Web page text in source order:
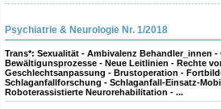
Psychiatrie & Neurologie Nr. 1/2018
Trans*: Sexualität - Ambivalenz Behandler_innen -
Bewältigunsprozesse - Neue Leitlinien - Rechte
Geschlechtsanpassung - Brustoperation -
Schlaganfallforschung - Schlaganfall-Einsatz-
Roboterassistierte Neurorehabilitation - ...